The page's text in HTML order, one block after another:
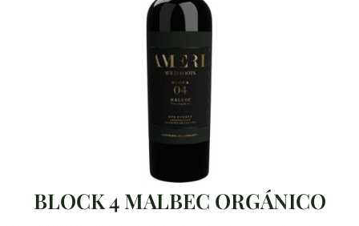
BLOCK 4 MALBEC ORGÁNICO